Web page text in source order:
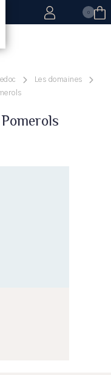
0
Les domaines